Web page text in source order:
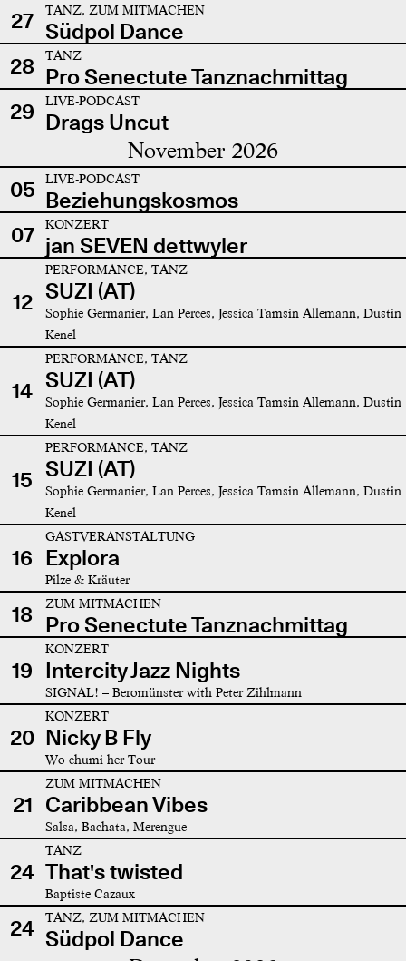
27 TANZ, ZUM MITMACHEN
Südpol Dance
28
TANZ
Pro Senectute Tanznachmittag
29
LIVE-PODCAST
Drags Uncut
November 2026
05 LIVE-PODCAST
Beziehungskosmos
07
KONZERT
jan SEVEN dettwyler
12
PERFORMANCE, TANZ
SUZI (AT)
Sophie Germanier, Lan Perces, Jessica Tamsin Allemann, Dustin
Kenel
14
PERFORMANCE, TANZ
SUZI (AT)
Sophie Germanier, Lan Perces, Jessica Tamsin Allemann, Dustin
Kenel
15
PERFORMANCE, TANZ
SUZI (AT)
Sophie Germanier, Lan Perces, Jessica Tamsin Allemann, Dustin
Kenel
16
GASTVERANSTALTUNG
Explora
Pilze & Kräuter
18 ZUM MITMACHEN
Pro Senectute Tanznachmittag
19
KONZERT
Intercity Jazz Nights
SIGNAL! – Beromünster with Peter Zihlmann
20
KONZERT
Nicky B Fly
Wo chumi her Tour
21
ZUM MITMACHEN
Caribbean Vibes
Salsa, Bachata, Merengue
24
TANZ
That's twisted
Baptiste Cazaux
24 TANZ, ZUM MITMACHEN
Südpol Dance